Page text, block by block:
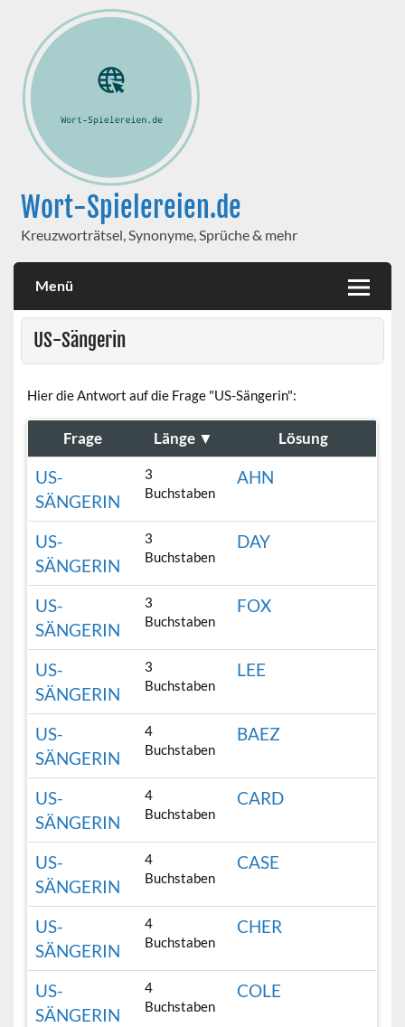
Wort-Spielereien.de
Kreuzworträtsel, Synonyme, Sprüche & mehr
Menü
US-Sängerin
Hier die Antwort auf die Frage "US-Sängerin":
Frage Länge ▼ Lösung
US-
SÄNGERIN
3
Buchstaben
AHN
US-
SÄNGERIN
3
Buchstaben
DAY
US-
SÄNGERIN
3
Buchstaben
FOX
US-
SÄNGERIN
3
Buchstaben
LEE
US-
SÄNGERIN
4
Buchstaben
BAEZ
US-
SÄNGERIN
4
Buchstaben
CARD
US-
SÄNGERIN
4
Buchstaben
CASE
US-
SÄNGERIN
4
Buchstaben
CHER
US-
SÄNGERIN
4
Buchstaben
COLE